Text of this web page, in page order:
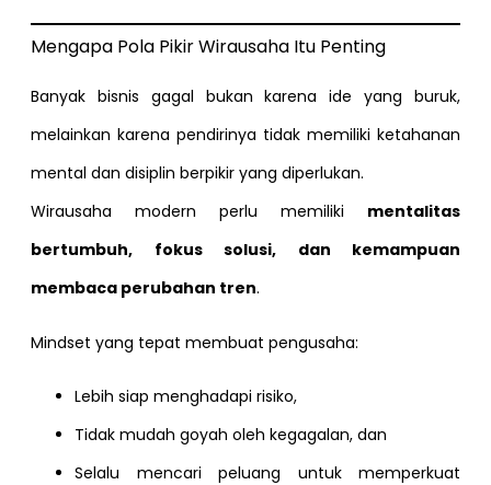
Mengapa Pola Pikir Wirausaha Itu Penting
Banyak bisnis gagal bukan karena ide yang buruk,
melainkan karena pendirinya tidak memiliki ketahanan
mental dan disiplin berpikir yang diperlukan.
Wirausaha modern perlu memiliki mentalitas
bertumbuh, fokus solusi, dan kemampuan
membaca perubahan tren.
Mindset yang tepat membuat pengusaha:
Lebih siap menghadapi risiko,
Tidak mudah goyah oleh kegagalan, dan
Selalu mencari peluang untuk memperkuat